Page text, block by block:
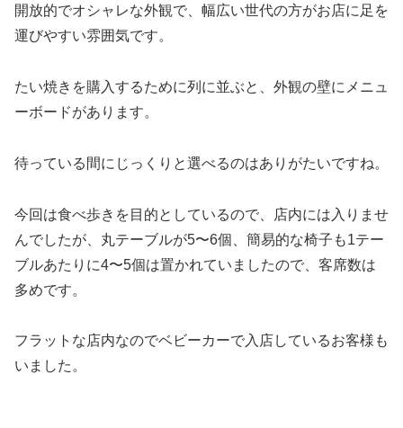
開放的でオシャレな外観で、幅広い世代の方がお店に足を
運びやすい雰囲気です。
たい焼きを購入するために列に並ぶと、外観の壁にメニュ
ーボードがあります。
待っている間にじっくりと選べるのはありがたいですね。
今回は食べ歩きを目的としているので、店内には入りませ
んでしたが、丸テーブルが5〜6個、簡易的な椅子も1テー
ブルあたりに4〜5個は置かれていましたので、客席数は
多めです。
フラットな店内なのでベビーカーで入店しているお客様も
いました。